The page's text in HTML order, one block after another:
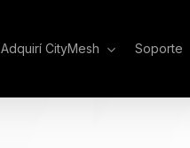
Adquirí CityMesh Soporte